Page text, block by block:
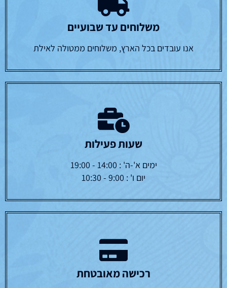
משלוחים עד שבועיים
אנו עובדים בכל הארץ, משלוחים ממטולה לאילת
שעות פעילות
ימים א'-ה' : 14:00 - 19:00
יום ו' : 9:00 - 10:30
רכישה מאובטחת